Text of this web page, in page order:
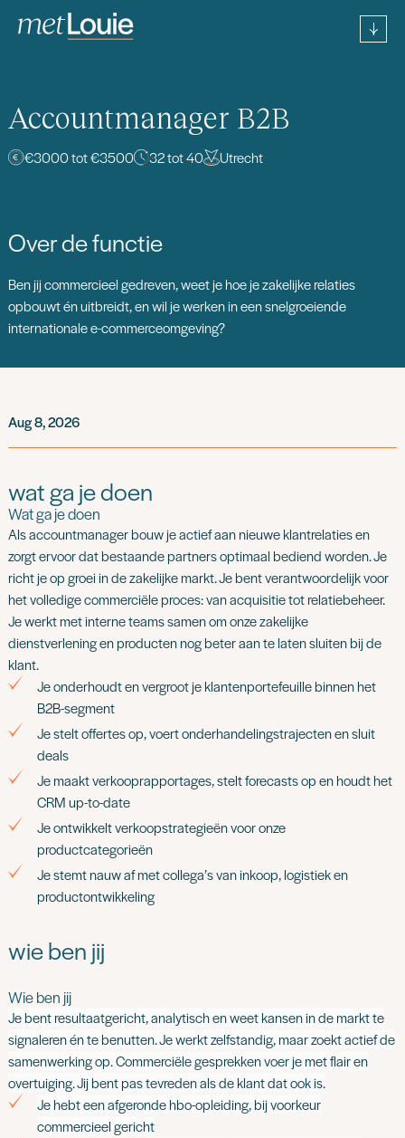
Accountmanager B2B
€3000 tot €3500 32 tot 40 Utrecht
Over de functie
Ben jij commercieel gedreven, weet je hoe je zakelijke relaties
opbouwt én uitbreidt, en wil je werken in een snelgroeiende
internationale e-commerceomgeving?
Aug 8, 2026
wat ga je doen
Wat ga je doen
Als accountmanager bouw je actief aan nieuwe klantrelaties en
zorgt ervoor dat bestaande partners optimaal bediend worden. Je
richt je op groei in de zakelijke markt. Je bent verantwoordelijk voor
het volledige commerciële proces: van acquisitie tot relatiebeheer.
Je werkt met interne teams samen om onze zakelijke
dienstverlening en producten nog beter aan te laten sluiten bij de
klant.
Je onderhoudt en vergroot je klantenportefeuille binnen het
B2B-segment
Je stelt offertes op, voert onderhandelingstrajecten en sluit
deals
Je maakt verkooprapportages, stelt forecasts op en houdt het
CRM up-to-date
Je ontwikkelt verkoopstrategieën voor onze
productcategorieën
Je stemt nauw af met collega’s van inkoop, logistiek en
productontwikkeling
wie ben jij
Wie ben jij
Je bent resultaatgericht, analytisch en weet kansen in de markt te
signaleren én te benutten. Je werkt zelfstandig, maar zoekt actief de
samenwerking op. Commerciële gesprekken voer je met flair en
overtuiging. Jij bent pas tevreden als de klant dat ook is.
Je hebt een afgeronde hbo-opleiding, bij voorkeur
commercieel gericht